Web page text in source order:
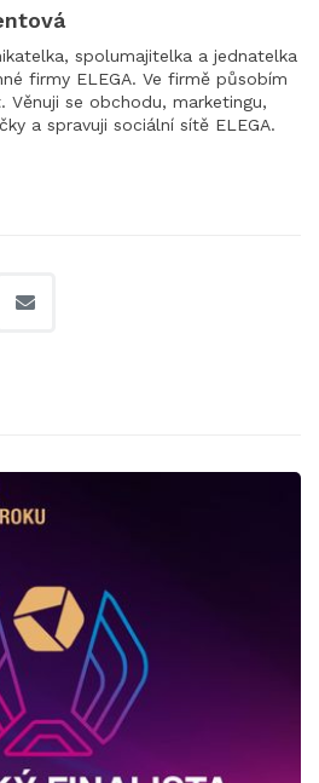
spolumajitelka a jednatelka
firmy ELEGA. Ve firmě působím
Věnuji se obchodu, marketingu,
a spravuji sociální sítě ELEGA.